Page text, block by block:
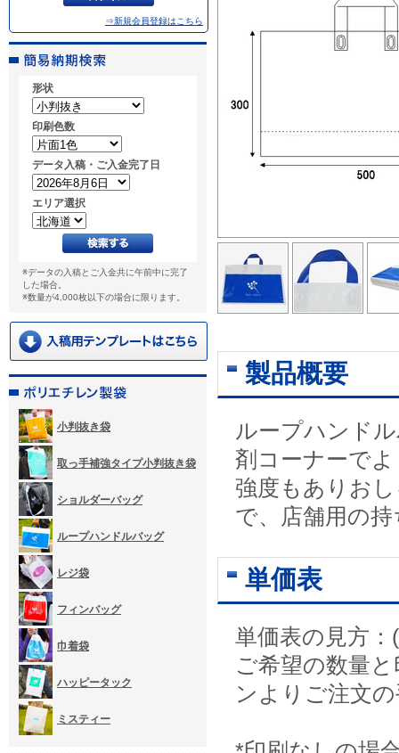
⇒新規会員登録はこちら
形状
印刷色数
データ入稿・ご入金完了日
エリア選択
※データの入稿とご入金共に午前中に完了
した場合。
※数量が4,000枚以下の場合に限ります。
小判抜き袋
取っ手補強タイプ小判抜き袋
ショルダーバッグ
ループハンドルバッグ
レジ袋
フィンバッグ
巾着袋
ハッピータック
ミスティー
製品概要
ループハンド
剤コーナーで
強度もありお
で、店舗用の
単価表
単価表の見方
ご希望の数量
ンよりご注文